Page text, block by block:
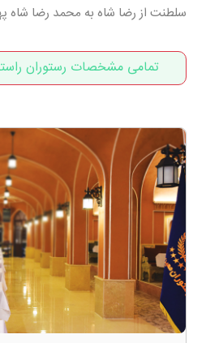
سلطنت از رضا شاه به محمد رضا شاه
تمامی مشخصات رستوران